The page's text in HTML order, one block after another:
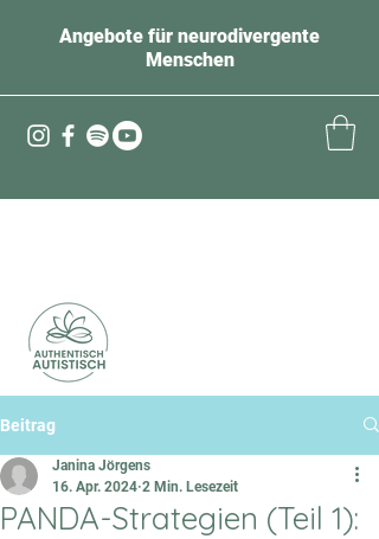
Angebote für neurodivergente
Menschen
Beitrag
PANDA-Strategien (Teil 1):
Janina Jörgens
16. Apr. 2024 2 Min. Lesezeit